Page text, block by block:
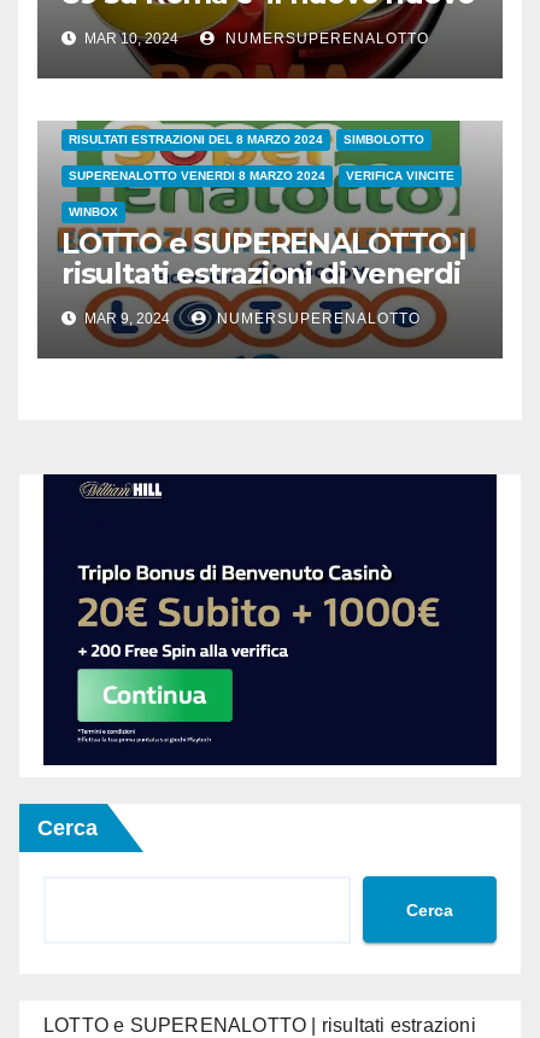
leader dei ritardatari
MAR 10, 2024 NUMERSUPERENALOTTO
COVID ESTRAZIONI DI OGGI LOTTO
RISULTATI ESTRAZIONI DEL 8 MARZO 2024 SIMBOLOTTO
SUPERENALOTTO VENERDI 8 MARZO 2024 VERIFICA VINCITE
WINBOX
LOTTO e SUPERENALOTTO |
risultati estrazioni di venerdi
8 marzo 2024
MAR 9, 2024 NUMERSUPERENALOTTO
Cerca
Cerca
LOTTO e SUPERENALOTTO | risultati estrazioni